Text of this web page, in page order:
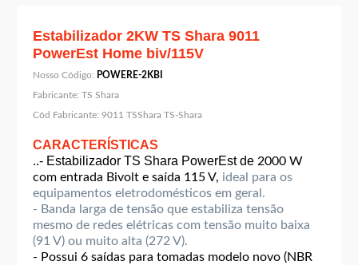
Estabilizador 2KW TS Shara 9011
PowerEst Home biv/115V
Nosso Código: POWERE-2KBI
Fabricante: TS Shara
Cód Fabricante: 9011 TSShara TS-Shara
CARACTERÍSTICAS
..- Estabilizador TS Shara PowerEst de 2000 W
com entrada Bivolt e saída 115 V, ideal para os
equipamentos eletrodomésticos em geral.
- Banda larga de tensão que estabiliza tensão
mesmo de redes elétricas com tensão muito baixa
(91 V) ou muito alta (272 V).
- Possui 6 saídas para tomadas modelo novo (NBR